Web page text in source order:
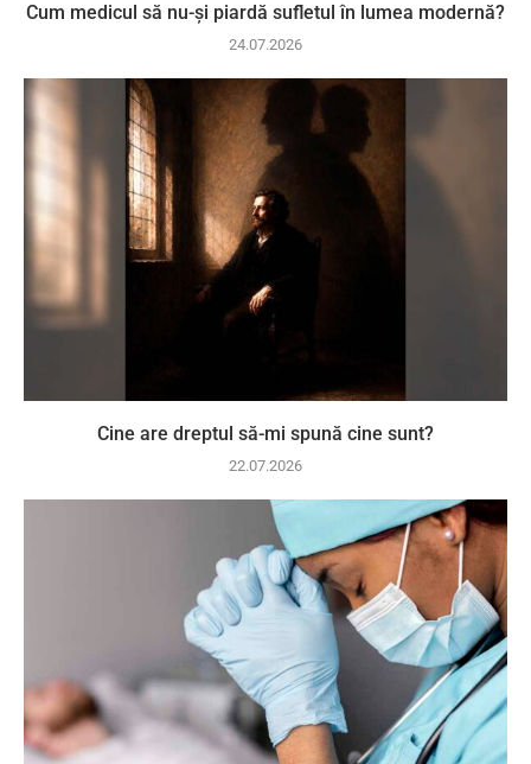
Cum medicul să nu-și piardă sufletul în lumea modernă?
24.07.2026
Cine are dreptul să-mi spună cine sunt?
22.07.2026